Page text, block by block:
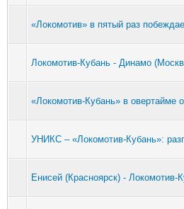
«Локомотив» в пятый раз
Локомотив-Кубань - Динамо
«Локомотив-Кубань» в овертайме
УНИКС – «Локомотив-Кубань»:
Енисей (Красноярск) - Локомотив-